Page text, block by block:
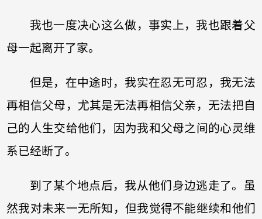
我也一度决心这么做，事实上，我也跟着父
母一起离开了家。
但是，在中途时，我实在忍无可忍，我无法
再相信父母，尤其是无法再相信父亲，无法把自
己的人生交给他们，因为我和父母之间的心灵维
系已经断了。
到了某个地点后，我从他们身边逃走了。虽
然我对未来一无所知，但我觉得不能继续和他们